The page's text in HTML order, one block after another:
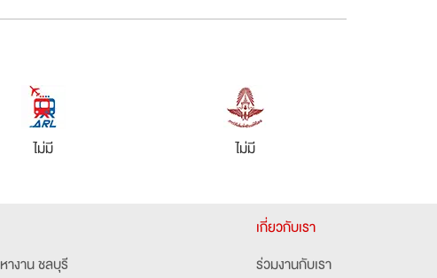
ไม่มี ไม่มี
หางาน ชลบุรี
เกี่ยวกับเรา
ร่วมงานกับเรา